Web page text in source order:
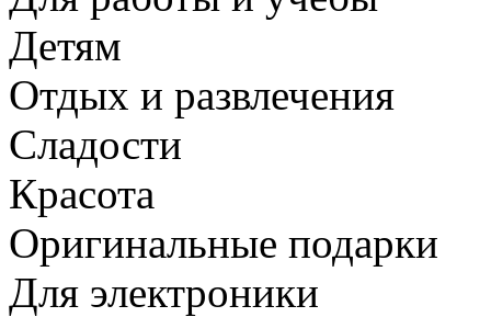
Детям
Отдых и развлечения
Сладости
Красота
Оригинальные подарки
Для электроники